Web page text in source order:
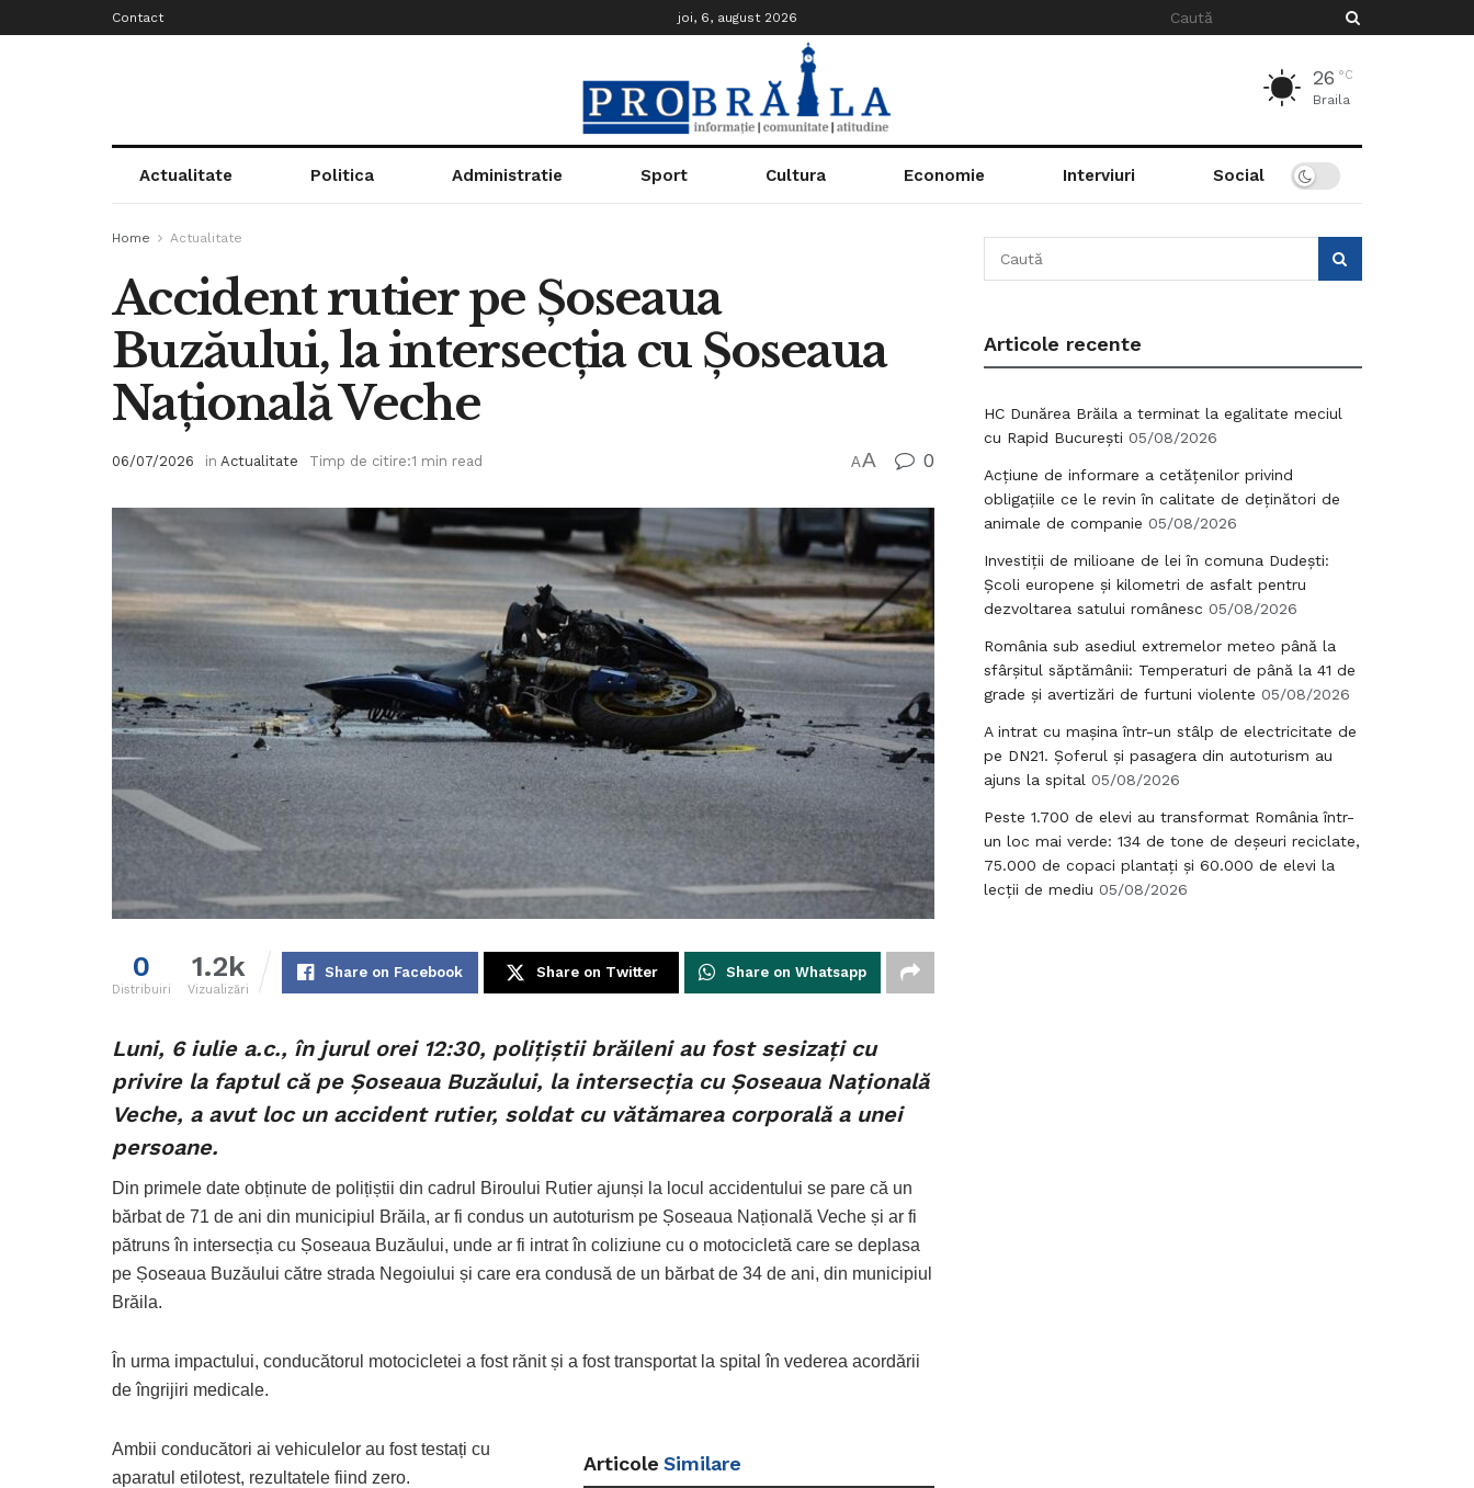
Contact joi, 6, august 2026
26 °C
Braila
Actualitate Politica Administratie Sport Cultura Economie Interviuri Social
Home Actualitate
Accident rutier pe Șoseaua
Buzăului, la intersecția cu Șoseaua
Națională Veche
06/07/2026 in Actualitate Timp de citire:1 min read AA 0
0
Distribuiri
1.2k
Vizualizări
Share on Facebook Share on Twitter Share on Whatsapp
Luni, 6 iulie a.c., în jurul orei 12:30, polițiștii brăileni au fost sesizați cu
privire la faptul că pe Șoseaua Buzăului, la intersecția cu Șoseaua Națională
Veche, a avut loc un accident rutier, soldat cu vătămarea corporală a unei
persoane.
Din primele date obținute de polițiștii din cadrul Biroului Rutier ajunși la locul accidentului se pare că un
bărbat de 71 de ani din municipiul Brăila, ar fi condus un autoturism pe Șoseaua Națională Veche și ar fi
pătruns în intersecția cu Șoseaua Buzăului, unde ar fi intrat în coliziune cu o motocicletă care se deplasa
pe Șoseaua Buzăului către strada Negoiului și care era condusă de un bărbat de 34 de ani, din municipiul
Brăila.
În urma impactului, conducătorul motocicletei a fost rănit și a fost transportat la spital în vederea acordării
de îngrijiri medicale.
Articole Similare
Ambii conducători ai vehiculelor au fost testați cu
aparatul etilotest, rezultatele fiind zero.
Articole recente
HC Dunărea Brăila a terminat la egalitate meciul
cu Rapid București 05/08/2026
Acțiune de informare a cetățenilor privind
obligațiile ce le revin în calitate de deținători de
animale de companie 05/08/2026
Investiții de milioane de lei în comuna Dudești:
Școli europene și kilometri de asfalt pentru
dezvoltarea satului românesc 05/08/2026
România sub asediul extremelor meteo până la
sfârșitul săptămânii: Temperaturi de până la 41 de
grade și avertizări de furtuni violente 05/08/2026
A intrat cu mașina într-un stâlp de electricitate de
pe DN21. Șoferul și pasagera din autoturism au
ajuns la spital 05/08/2026
Peste 1.700 de elevi au transformat România într-
un loc mai verde: 134 de tone de deșeuri reciclate,
75.000 de copaci plantați și 60.000 de elevi la
lecții de mediu 05/08/2026